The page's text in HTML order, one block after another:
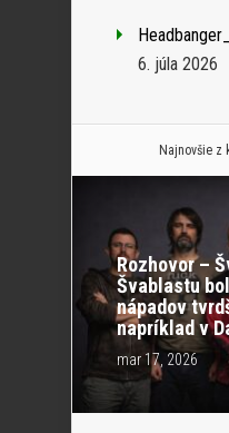
6. júla 2026
Najnovšie z
Rozhovor –
Švablastu
nápadov
napríklad v
mar 17, 2026